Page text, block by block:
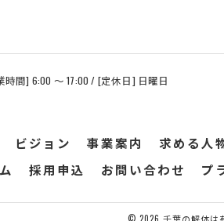
時間] 6:00 〜 17:00 / [定休日] 日曜日
ビジョン 事業案内 求める人
採用申込 お問い合わせ プ